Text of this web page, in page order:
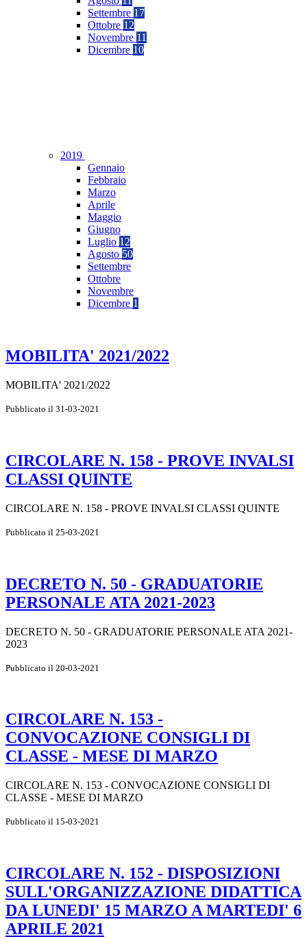
Settembre 17
Ottobre 12
Novembre 11
Dicembre 10
2019
Gennaio
Febbraio
Marzo
Aprile
Maggio
Giugno
Luglio 12
Agosto 50
Settembre
Ottobre
Novembre
Dicembre 1
MOBILITA' 2021/2022
MOBILITA' 2021/2022
Pubblicato il 31-03-2021
CIRCOLARE N. 158 - PROVE INVALSI
CLASSI QUINTE
CIRCOLARE N. 158 - PROVE INVALSI CLASSI QUINTE
Pubblicato il 25-03-2021
DECRETO N. 50 - GRADUATORIE
PERSONALE ATA 2021-2023
DECRETO N. 50 - GRADUATORIE PERSONALE ATA 2021-
2023
Pubblicato il 20-03-2021
CIRCOLARE N. 153 -
CONVOCAZIONE CONSIGLI DI
CLASSE - MESE DI MARZO
CIRCOLARE N. 153 - CONVOCAZIONE CONSIGLI DI
CLASSE - MESE DI MARZO
Pubblicato il 15-03-2021
CIRCOLARE N. 152 - DISPOSIZIONI
SULL'ORGANIZZAZIONE DIDATTICA
DA LUNEDI' 15 MARZO A MARTEDI' 6
APRILE 2021